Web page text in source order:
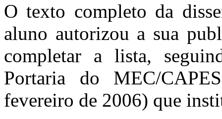
O texto completo da
aluno autorizou a sua
completar a lista,
Portaria do MEC/
fevereiro de 2006) que